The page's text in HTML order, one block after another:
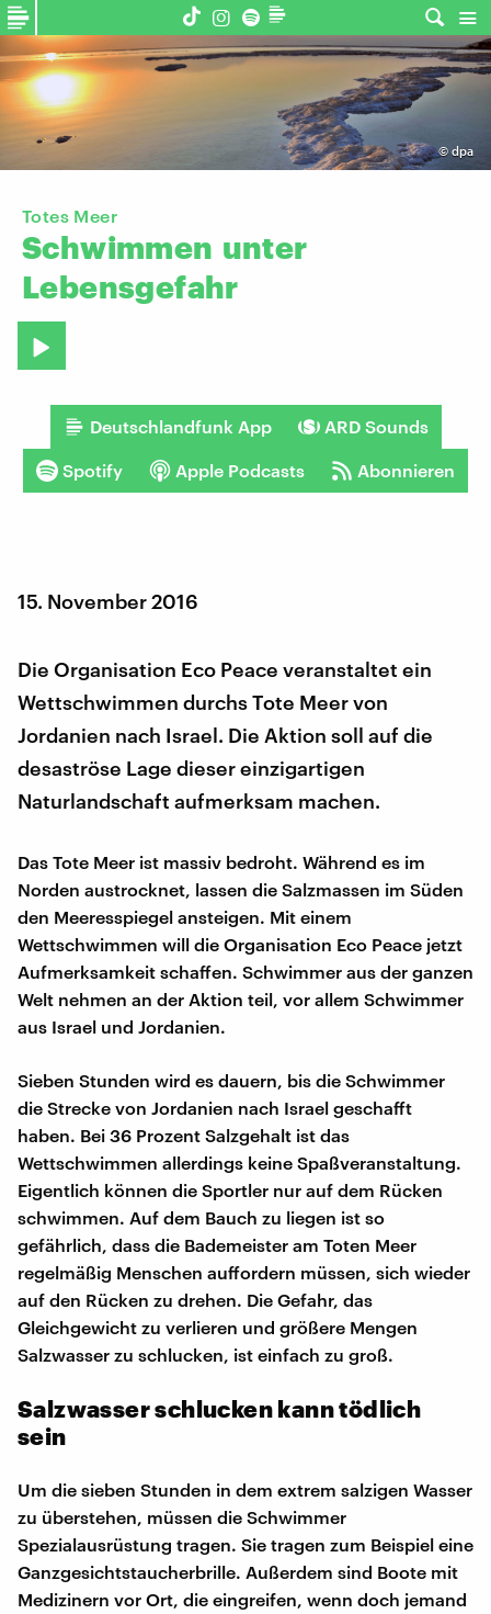
© dpa
Totes Meer
Schwimmen unter
Lebensgefahr
Deutschlandfunk App ARD Sounds
Spotify Apple Podcasts Abonnieren
15. November 2016
Die Organisation Eco Peace veranstaltet ein
Wettschwimmen durchs Tote Meer von
Jordanien nach Israel. Die Aktion soll auf die
desaströse Lage dieser einzigartigen
Naturlandschaft aufmerksam machen.
Das Tote Meer ist massiv bedroht. Während es im
Norden austrocknet, lassen die Salzmassen im Süden
den Meeresspiegel ansteigen. Mit einem
Wettschwimmen will die Organisation Eco Peace jetzt
Aufmerksamkeit schaffen. Schwimmer aus der ganzen
Welt nehmen an der Aktion teil, vor allem Schwimmer
aus Israel und Jordanien.
Sieben Stunden wird es dauern, bis die Schwimmer
die Strecke von Jordanien nach Israel geschafft
haben. Bei 36 Prozent Salzgehalt ist das
Wettschwimmen allerdings keine Spaßveranstaltung.
Eigentlich können die Sportler nur auf dem Rücken
schwimmen. Auf dem Bauch zu liegen ist so
gefährlich, dass die Bademeister am Toten Meer
regelmäßig Menschen auffordern müssen, sich wieder
auf den Rücken zu drehen. Die Gefahr, das
Gleichgewicht zu verlieren und größere Mengen
Salzwasser zu schlucken, ist einfach zu groß.
Salzwasser schlucken kann tödlich
sein
Um die sieben Stunden in dem extrem salzigen Wasser
zu überstehen, müssen die Schwimmer
Spezialausrüstung tragen. Sie tragen zum Beispiel eine
Ganzgesichtstaucherbrille. Außerdem sind Boote mit
Medizinern vor Ort, die eingreifen, wenn doch jemand